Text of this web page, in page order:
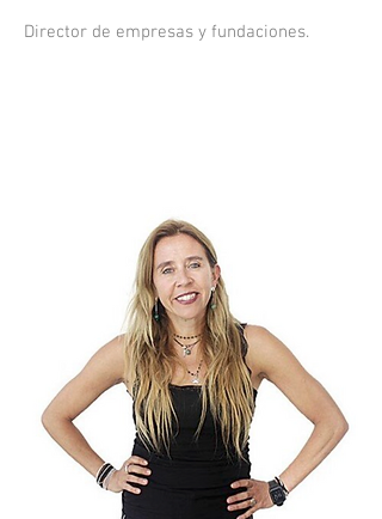
Director de empresas y fundaciones.